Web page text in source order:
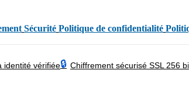
Sécurité Politique de confidentialité
identité vérifiée🔒 Chiffrement sécurisé SSL 256